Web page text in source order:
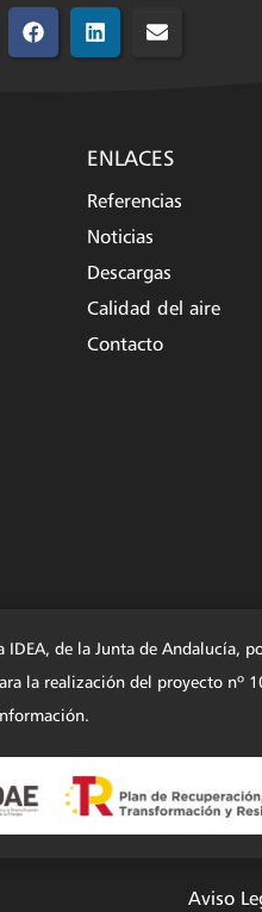
Compartir
en
Compartir
en
Compartir
ENLACES
Referencias
Noticias
Descargas
Calidad del aire
Contacto
de la Junta de Andalucía,
la realización del proyecto nº
Aviso